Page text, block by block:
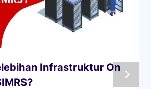
Infrastruktur On